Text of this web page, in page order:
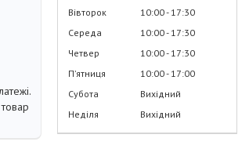
Вівторок
10:00 17:30
Середа
10:00 17:30
Четвер
10:00 17:30
Пʼятниця
10:00 17:00
Субота
Вихідний
Неділя
Вихідний